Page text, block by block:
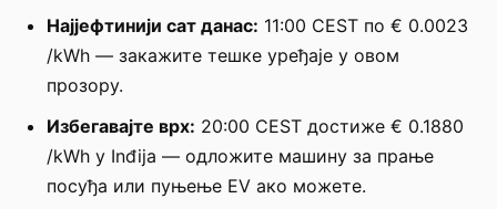
Најјефтинији сат данас: 11:00 CEST по € 0.0023
/kWh — закажите тешке уређаје у овом
прозору.
Избегавајте врх: 20:00 CEST достиже € 0.1880
/kWh у Inđija — одложите машину за прање
посуђа или пуњење EV ако можете.